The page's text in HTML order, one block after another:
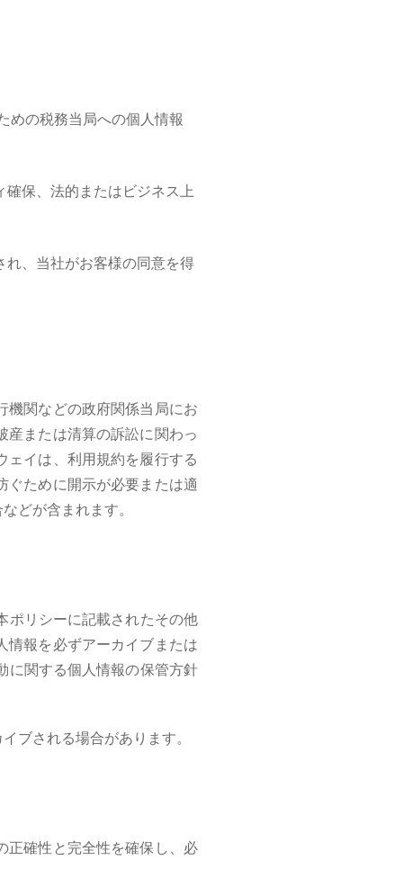
めの税務当局への個人情報
保、法的またはビジネス上
れ、当社がお客様の同意を得
機関などの政府関係当局にお
産または清算の訴訟に関わっ
ェイは、利用規約を履行する
ぐために開示が必要または適
どが含まれます。
ポリシーに記載されたその他
情報を必ずアーカイブまたは
に関する個人情報の保管方針
ブされる場合があります。
正確性と完全性を確保し、必